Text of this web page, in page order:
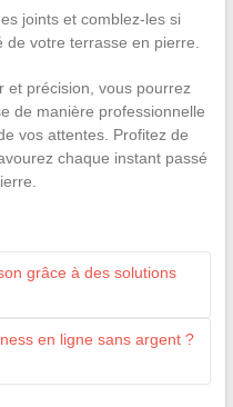
joints et comblez-les si
votre terrasse en pierre.
et précision, vous pourrez
de manière professionnelle
vos attentes. Profitez de
chaque instant passé
grâce à des solutions
en ligne sans argent ?